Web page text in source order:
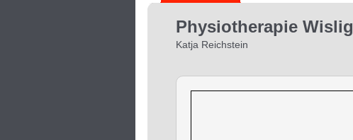
Physiotherapie Wislig
Katja Reichstein